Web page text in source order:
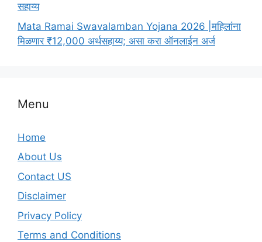
सहाय्य
Mata Ramai Swavalamban Yojana 2026 |महिलांना
मिळणार ₹12,000 अर्थसहाय्य; असा करा ऑनलाईन अर्ज
Menu
Home
About Us
Contact US
Disclaimer
Privacy Policy
Terms and Conditions